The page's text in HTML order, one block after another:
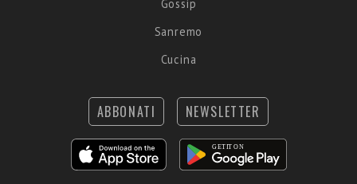
Gossip
Sanremo
Cucina
ABBONATI NEWSLETTER